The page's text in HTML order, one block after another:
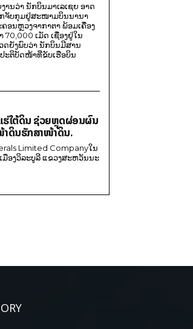
ານວ່າ ນັກບິນມາເລເຊຍ ອາດ
ຈັບກຸມຢູ່ສະໜາມບິນນານາ
ອນຫຼວງຈາກາຕາ ພ້ອມເຄື່ອງ
70,000 ເມັດ ເຊື່ອງຢູ່ໃນ
ດຍັງພົບວ່າ ນັກບິນມີສານ
ະຕິບັດໜ້າທີ່ຂັບເຮືອບິນ
ຮ່ໃຕ້ດິນ ຊ່ວຍຫຼຸດຜ່ອນຜົນ
ດິນຮັກສາໜ້າດິນ.
Limited Companyໃນ
ມືອງວິລະບູລີ ແຂວງສະຫວັນນະ